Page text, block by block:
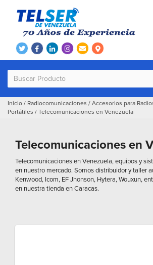
Inicio / Radiocomunicaciones / Accesorios para
Portátiles / Telecomunicaciones en Venezuela
Telecomunicaciones en
Telecomunicaciones en Venezuela, equipos y
en nuestro mercado. Somos distribuidor y taller
Kenwood, Icom, EF Jhonson, Hytera, Wouxun,
en nuestra tienda en Caracas.